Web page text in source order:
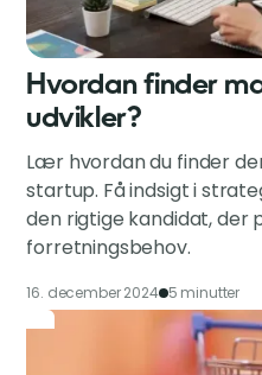
Hvordan finder
udvikler?
Lær hvordan du finder
startup. Få indsigt i
den rigtige kandidat, der
forretningsbehov.
16. december 2024 5 minutter